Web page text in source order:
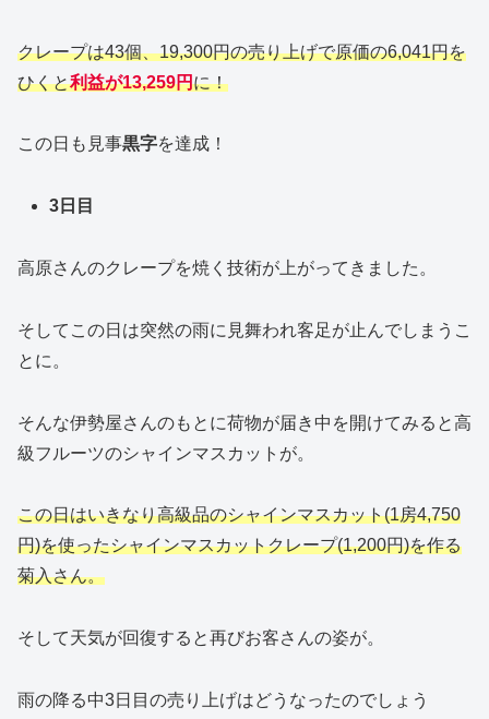
クレープは43個、19,300円の売り上げで原価の6,041円を
ひくと利益が13,259円に！
この日も見事黒字を達成！
3日目
高原さんのクレープを焼く技術が上がってきました。
そしてこの日は突然の雨に見舞われ客足が止んでしまうこ
とに。
そんな伊勢屋さんのもとに荷物が届き中を開けてみると高
級フルーツのシャインマスカットが。
この日はいきなり高級品のシャインマスカット(1房4,750
円)を使ったシャインマスカットクレープ(1,200円)を作る
菊入さん。
そして天気が回復すると再びお客さんの姿が。
雨の降る中3日目の売り上げはどうなったのでしょう